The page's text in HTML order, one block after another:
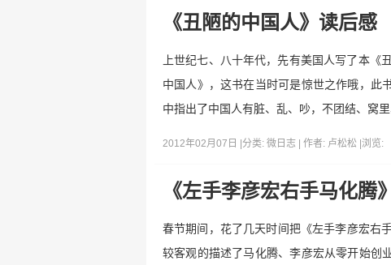
《丑陋的中国人》读后感
上世纪七、八十年代，先有美国人写了本
中国人》，这书在当时可是惊世之作哦，此
中指出了中国人有脏、乱、吵，不团结、窝
2012年02月07日 | 分类: 微日志 | 作者: 卢松松 浏览:
《左手李彦宏右手马化腾
春节期间，花了几天时间把《左手李彦宏右
较客观的描述了马化腾、李彦宏从零开始创